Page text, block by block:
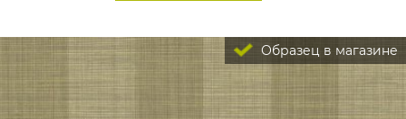
Образец в магазине